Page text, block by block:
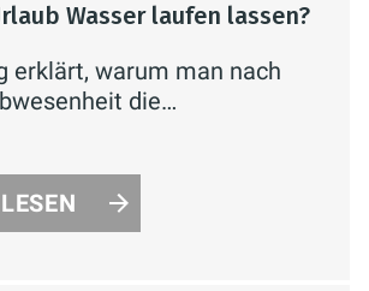
Wasser laufen lassen?
erklärt, warum man nach
die
Legionellenrisiken einfach